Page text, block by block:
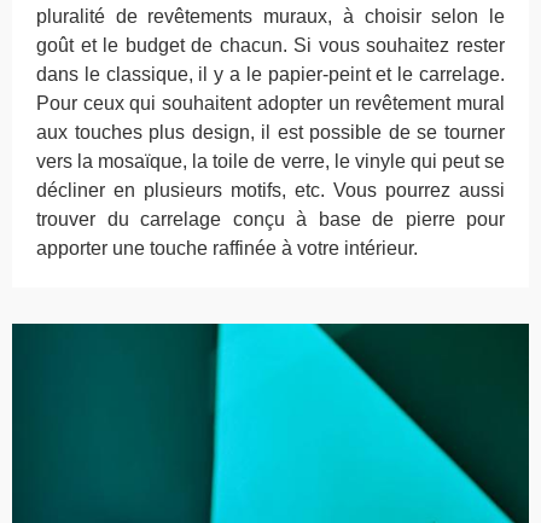
pluralité de revêtements muraux, à choisir selon le
goût et le budget de chacun. Si vous souhaitez rester
dans le classique, il y a le papier-peint et le carrelage.
Pour ceux qui souhaitent adopter un revêtement mural
aux touches plus design, il est possible de se tourner
vers la mosaïque, la toile de verre, le vinyle qui peut se
décliner en plusieurs motifs, etc. Vous pourrez aussi
trouver du carrelage conçu à base de pierre pour
apporter une touche raffinée à votre intérieur.